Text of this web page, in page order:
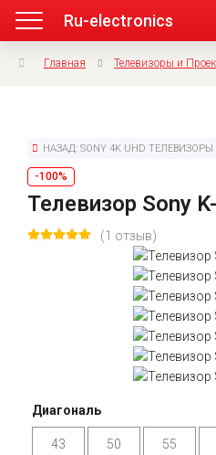
Ru-electronics
Главная Телевизоры и
НАЗАД: SONY 4K UHD ТЕЛЕВИЗОРЫ
-100%
Телевизор Sony
(1 отзыв)
Диагональ
43 50 55